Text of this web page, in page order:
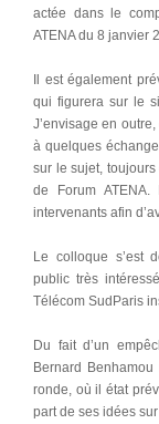
actée dans le
ATENA du 8 janvier
Il est également
qui figurera sur le
J’envisage en
à quelques
sur le sujet,
de Forum
intervenants afin
Le colloque s’est
public très
Télécom SudParis
Du fait d’un
Bernard
ronde, où il état
part de ses idées